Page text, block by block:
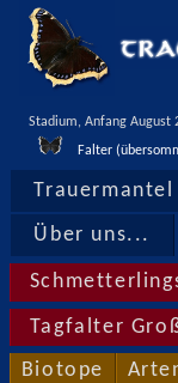
Stadium, Anfang August
Falter
Trauermantel
Über uns...
Tagfalter
Biotope